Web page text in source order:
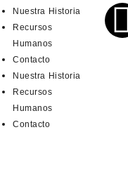
Nuestra Historia
Recursos
Humanos
Contacto
Nuestra Historia
Recursos
Humanos
Contacto